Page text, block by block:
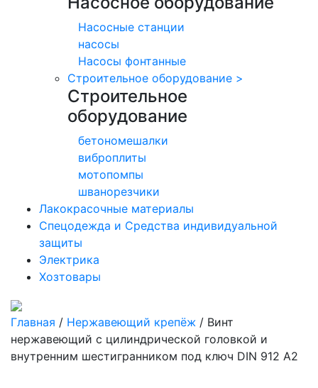
Насосные станции
насосы
Насосы фонтанные
Строительное оборудование >
Строительное
оборудование
бетономешалки
виброплиты
мотопомпы
шванорезчики
Лакокрасочные материалы
Спецодежда и Средства индивидуальной
защиты
Электрика
Хозтовары
Главная / Нержавеющий крепёж / Винт
нержавеющий с цилиндрической головкой и
внутренним шестигранником под ключ DIN 912 А2